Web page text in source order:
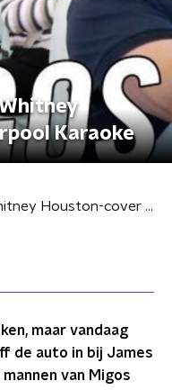
Karaoke
Migos zingt en dabt Whitney Houston-cover in Carpool Karaoke
maar vandaag
de auto in bij James
van Migos